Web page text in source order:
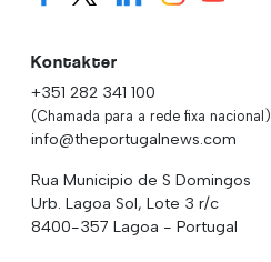
Kontakter
+351 282 341 100
(Chamada para a rede fixa nacional)
info@theportugalnews.com
Rua Municipio de S Domingos
Urb. Lagoa Sol, Lote 3 r/c
8400-357 Lagoa - Portugal